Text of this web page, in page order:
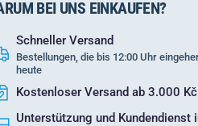
BEI UNS EINKAUFEN?
Schneller Versand
Bestellungen, die bis 12:00 Uhr
heute
Kostenloser Versand ab 3.000 Kč
Unterstützung und Kundendienst